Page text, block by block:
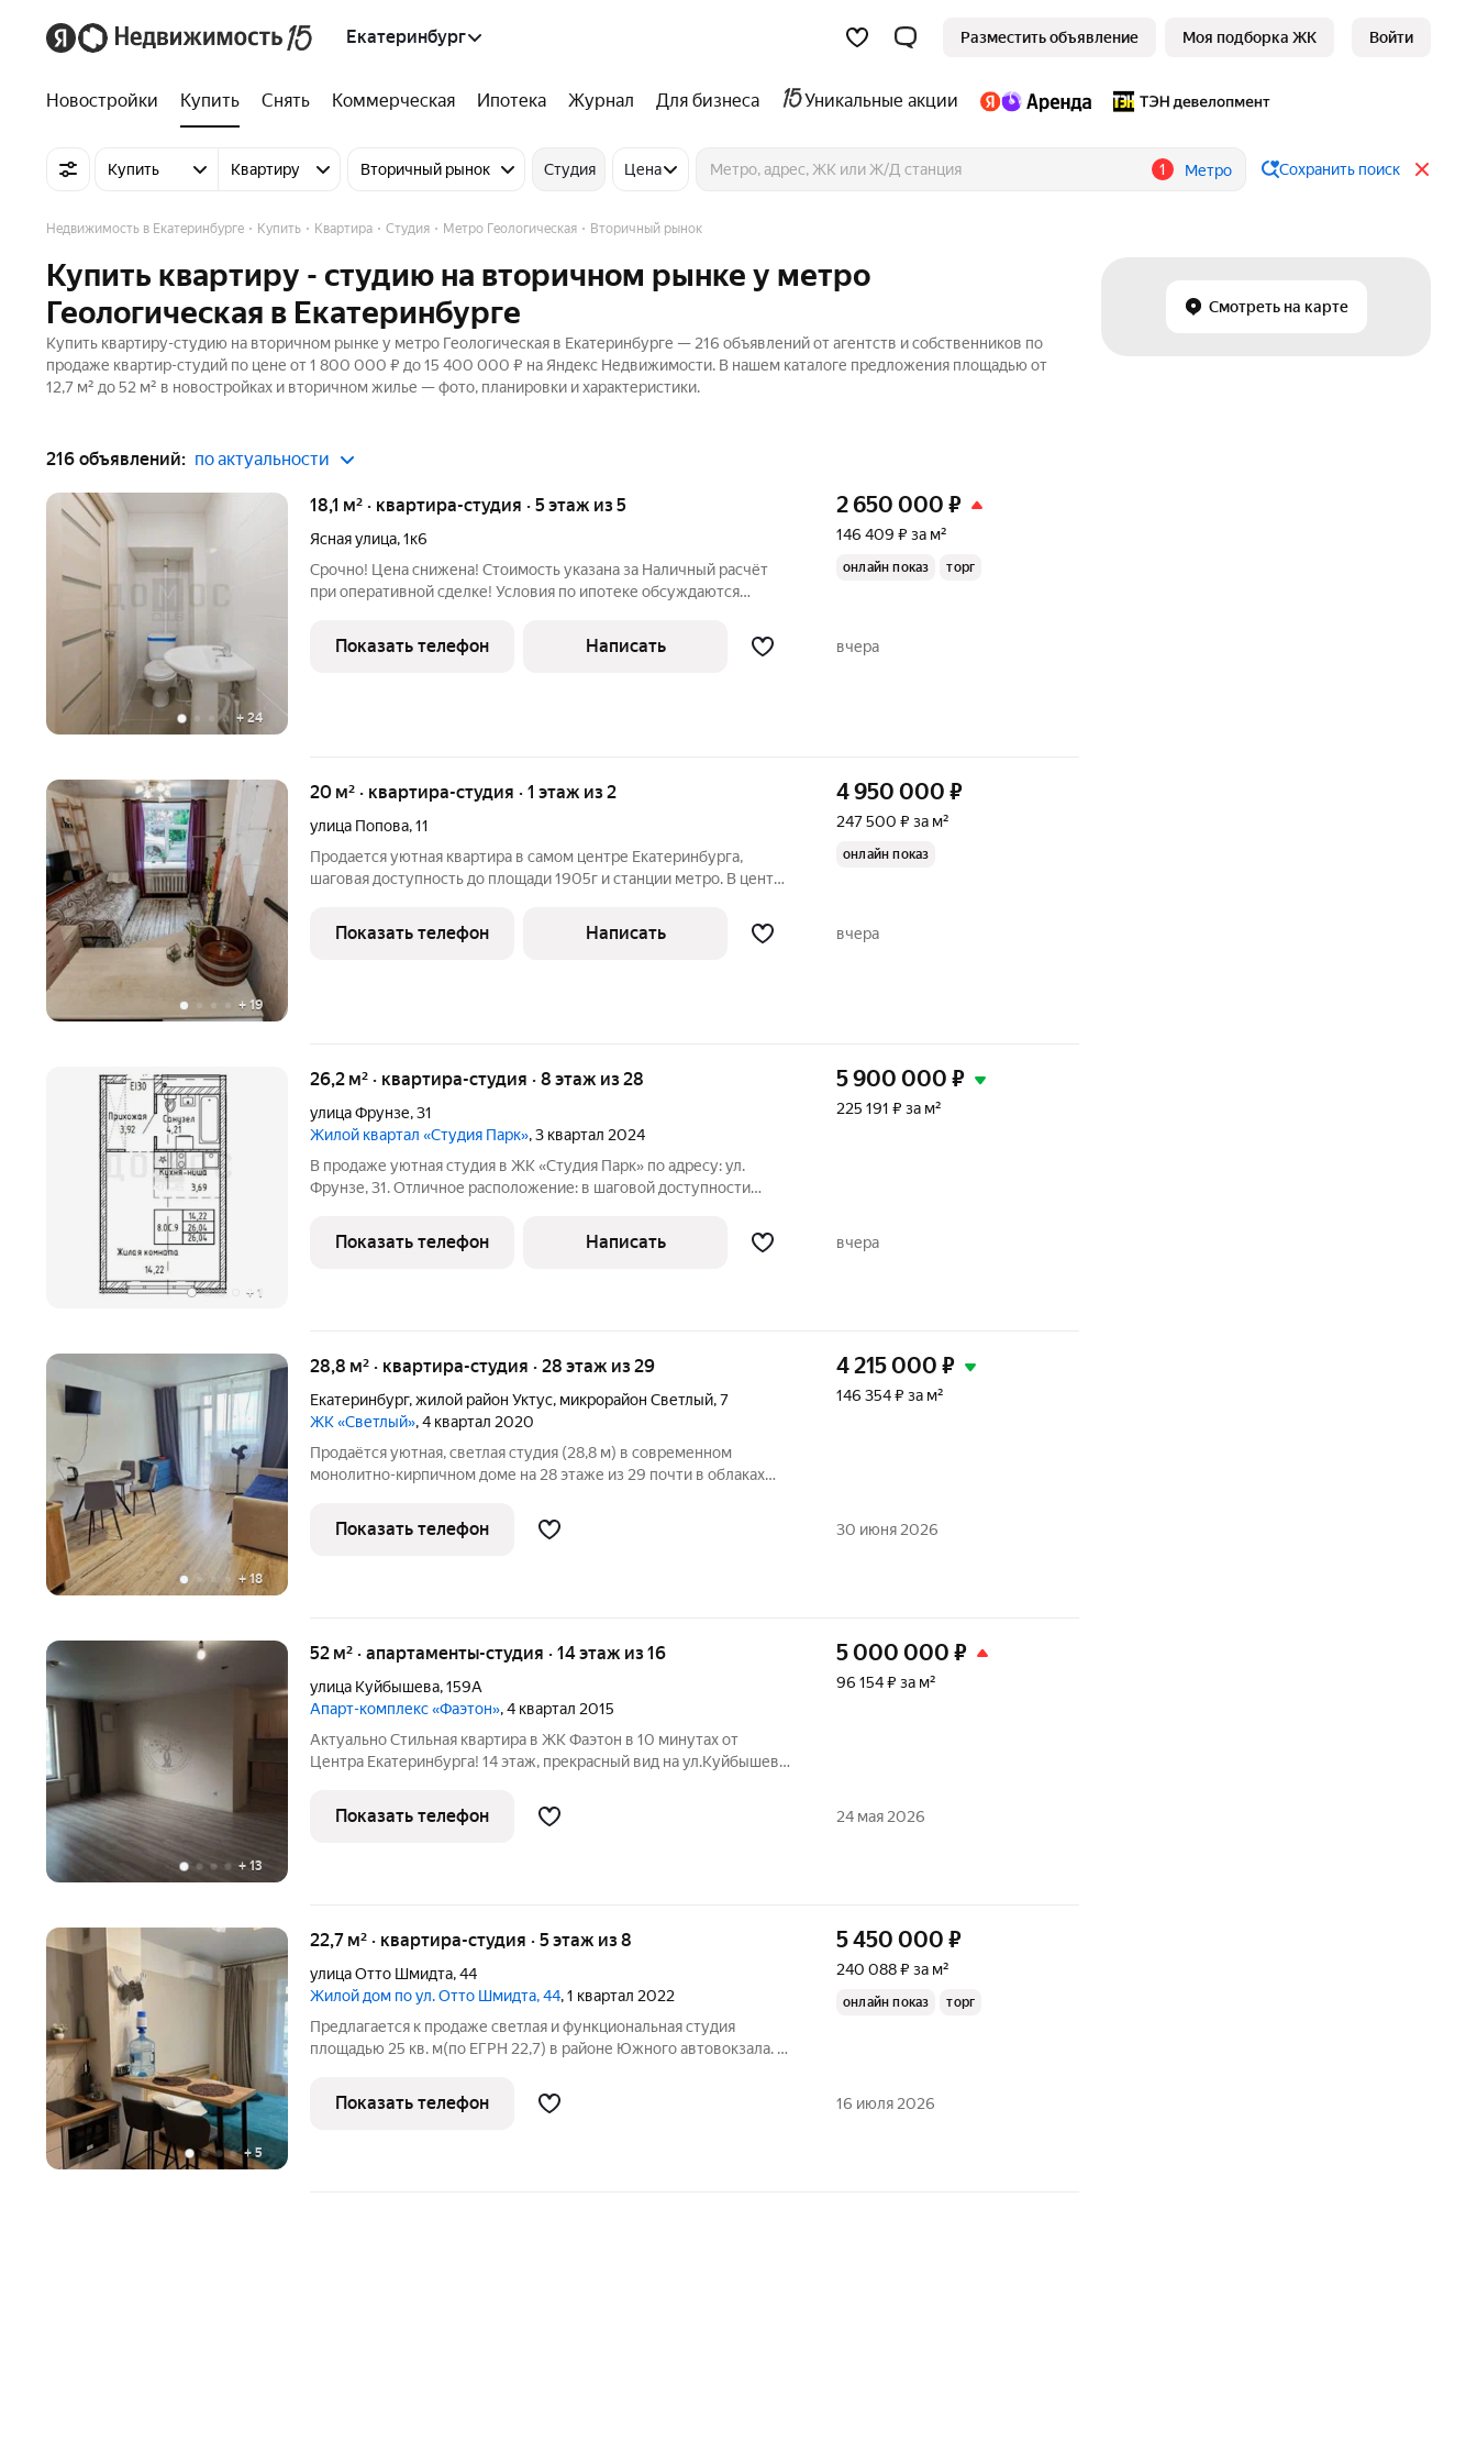
Екатеринбург Разместить объявление Моя подборка ЖК Войти
Новостройки Купить Снять Коммерческая Ипотека Журнал Для бизнеса Уникальные акции
Купить Квартиру Вторичный рынок Студия Цена 1 Метро Сохранить поиск
Смотреть на карте
Недвижимость в Екатеринбурге Купить Квартира Студия Метро Геологическая Вторичный рынок
Купить квартиру - студию на вторичном рынке у метро
Геологическая в Екатеринбурге
Купить квартиру-студию на вторичном рынке у метро Геологическая в Екатеринбурге — 216 объявлений от агентств и собственников по
продаже квартир-студий по цене от 1 800 000 ₽ до 15 400 000 ₽ на Яндекс Недвижимости. В нашем каталоге предложения площадью от
12,7 м² до 52 м² в новостройках и вторичном жилье — фото, планировки и характеристики.
216 объявлений: по актуальности
+ 24
18,1 м² · квартира-студия · 5 этаж из 5
Ясная улица,1к6
Срочно! Цена снижена! Стоимость указана за Наличный расчёт
при оперативной сделке! Условия по ипотеке обсуждаются
ценнику в данном районе. Косметический ремонт, актуальные
фото подгружу в
2 650 000 ₽
146 409 ₽ за м²
онлайн показ торг
Показать телефон Написать вчера
+ 19
20 м² · квартира-студия · 1 этаж из 2
улица Попова,11
Продается уютная квартира в самом центре Екатеринбурга,
шаговая доступность до площади 1905г и станции метро. В центре
адвоката, юриста, психолога, кто ведёт частную практику по
4 950 000 ₽
247 500 ₽ за м²
онлайн показ
Показать телефон Написать вчера
+ 1
26,2 м² · квартира-студия · 8 этаж из 28
улица Фрунзе,31
Жилой квартал «Студия Парк», 3 квартал 2024
В продаже уютная студия в ЖК «Студия Парк» по адресу: ул.
Фрунзе, 31. Отличное расположение: в шаговой доступности
позволяет быстро добраться в любую точку Екатеринбурга. Рядом
находится ТРЦ
5 900 000 ₽
225 191 ₽ за м²
Показать телефон Написать вчера
+18
28,8 м² · квартира-студия · 28 этаж из 29
Екатеринбург,жилой район Уктус, микрорайон Светлый,7
ЖК «Светлый», 4 квартал 2020
Продаётся уютная, светлая студия (28,8 м) в современном
монолитно-кирпичном доме на 28 этаже из 29 почти в облаках
Екатеринбурге. Здесь тихо, чисто и зелёно, а до центра 15 минут.
Главное вид
4 215 000 ₽
146 354 ₽ за м²
Показать телефон 30 июня 2026
+ 13
52 м² · апартаменты-студия · 14 этаж из 16
улица Куйбышева,159А
Апарт-комплекс «Фаэтон», 4 квартал 2015
Актуально Стильная квартира в ЖК Фаэтон в 10 минутах от
Центра Екатеринбурга! 14 этаж, прекрасный вид на ул.Куйбышева
ремонтом, в формате заезжай живи. В ванной комнате стены и
пол полностью
5 000 000 ₽
96 154 ₽ за м²
Показать телефон 24 мая 2026
+5
22,7 м² · квартира-студия · 5 этаж из 8
улица Отто Шмидта,44
Жилой дом по ул. Отто Шмидта, 44, 1 квартал 2022
Предлагается к продаже светлая и функциональная студия
площадью 25 кв. м(по ЕГРН 22,7) в районе Южного автовокзала. О
готова к проживанию. Планировка: удобная, пространство
зонировано.
5 450 000 ₽
240 088 ₽ за м²
онлайн показ торг
Показать телефон 16 июля 2026